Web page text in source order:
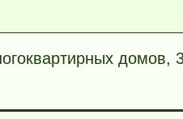
домов,